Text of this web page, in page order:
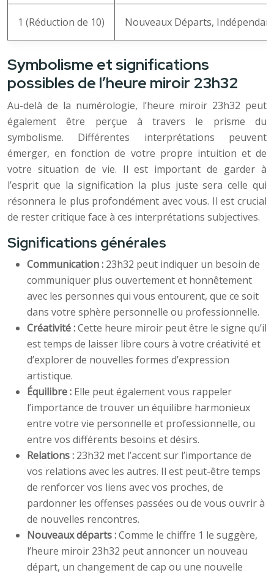
1 (Réduction de 10) Nouveaux Départs,
Symbolisme et significations
possibles de l’heure miroir 23h32
Au-delà de la numérologie, l’heure miroir 23h32 peut
également être perçue à travers le prisme du
symbolisme. Différentes interprétations peuvent
émerger, en fonction de votre propre intuition et de
votre situation de vie. Il est important de garder à
l’esprit que la signification la plus juste sera celle qui
résonnera le plus profondément avec vous. Il est crucial
de rester critique face à ces interprétations subjectives.
Significations générales
Communication : 23h32 peut indiquer un besoin de
communiquer plus ouvertement et honnêtement
avec les personnes qui vous entourent, que ce soit
dans votre sphère personnelle ou professionnelle.
Créativité :Cette heure miroir peut être le signe qu’il
est temps de laisser libre cours à votre créativité et
d’explorer de nouvelles formes d’expression
artistique.
Équilibre : Elle peut également vous rappeler
l’importance de trouver un équilibre harmonieux
entre votre vie personnelle et professionnelle, ou
entre vos différents besoins et désirs.
Relations : 23h32 met l’accent sur l’importance de
vos relations avec les autres. Il est peut-être temps
de renforcer vos liens avec vos proches, de
pardonner les offenses passées ou de vous ouvrir à
de nouvelles rencontres.
Nouveaux départs :Comme le chiffre 1 le suggère,
l’heure miroir 23h32 peut annoncer un nouveau
départ, un changement de cap ou une nouvelle